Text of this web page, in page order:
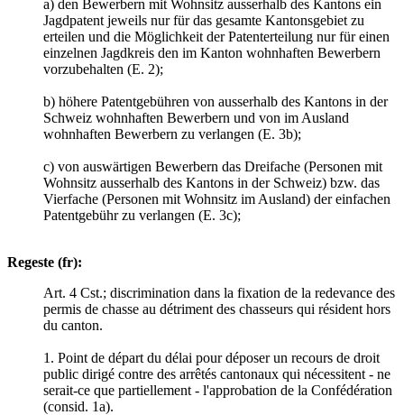
a) den Bewerbern mit Wohnsitz ausserhalb des Kantons ein
Jagdpatent jeweils nur für das gesamte Kantonsgebiet zu
erteilen und die Möglichkeit der Patenterteilung nur für einen
einzelnen Jagdkreis den im Kanton wohnhaften Bewerbern
vorzubehalten (E. 2);
b) höhere Patentgebühren von ausserhalb des Kantons in der
Schweiz wohnhaften Bewerbern und von im Ausland
wohnhaften Bewerbern zu verlangen (E. 3b);
c) von auswärtigen Bewerbern das Dreifache (Personen mit
Wohnsitz ausserhalb des Kantons in der Schweiz) bzw. das
Vierfache (Personen mit Wohnsitz im Ausland) der einfachen
Patentgebühr zu verlangen (E. 3c);
Regeste (fr):
Art. 4 Cst.; discrimination dans la fixation de la redevance des
permis de chasse au détriment des chasseurs qui résident hors
du canton.
1. Point de départ du délai pour déposer un recours de droit
public dirigé contre des arrêtés cantonaux qui nécessitent - ne
serait-ce que partiellement - l'approbation de la Confédération
(consid. 1a).